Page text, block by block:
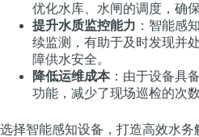
优化水库、水闸的调度，确
提升水质监控能力 ：智能感
续监测，有助于及时发现并
障供水安全。
降低运维成本：由于设备具
功能，减少了现场巡检的次
选择智能感知设备，打造高效水务